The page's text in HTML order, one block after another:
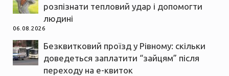
розпізнати тепловий удар і допомогти
людині
06.08.2026
Безквитковий проїзд у Рівному: скільки
доведеться заплатити “зайцям” після
переходу на е-квиток